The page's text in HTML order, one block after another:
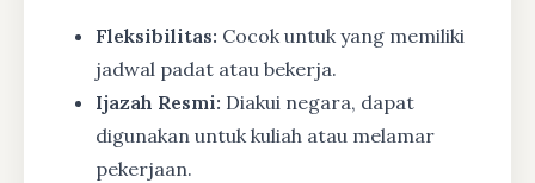
Fleksibilitas: Cocok untuk yang memiliki
jadwal padat atau bekerja.
Ijazah Resmi: Diakui negara, dapat
digunakan untuk kuliah atau melamar
pekerjaan.